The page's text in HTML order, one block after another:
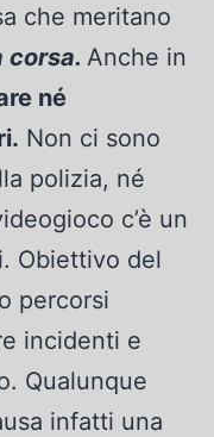
che meritano
corsa. Anche in
né
Non ci sono
polizia, né
c’è un
Obiettivo del
percorsi
incidenti e
Qualunque
infatti una